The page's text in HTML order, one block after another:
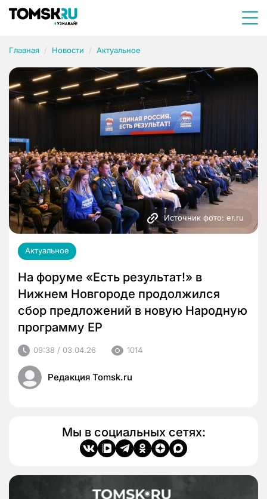
Главная Новости Актуальное
Источник фото: er.ru
Актуальное
На форуме «Есть результат!» в
Нижнем Новгороде продолжился
сбор предложений в новую Народную
программу ЕР
09:38 / 03.04.26 1014
Редакция Tomsk.ru
Мы в социальных сетях: